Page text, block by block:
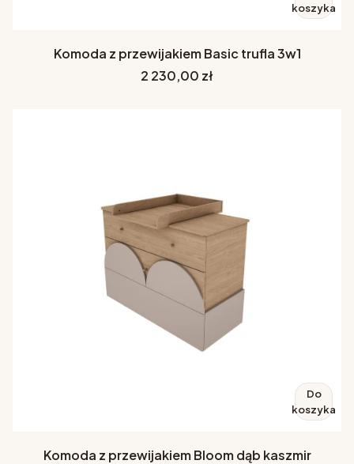
koszyka
Komoda z przewijakiem Basic trufla 3w1
Cena
2 230,00 zł
Do
koszyka
Komoda z przewijakiem Bloom dąb kaszmir